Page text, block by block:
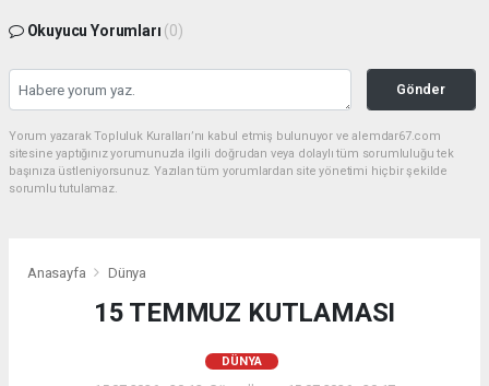
Okuyucu Yorumları (0)
Gönder
Yorum yazarak Topluluk Kuralları’nı kabul etmiş bulunuyor ve alemdar67.com
sitesine yaptığınız yorumunuzla ilgili doğrudan veya dolaylı tüm sorumluluğu tek
başınıza üstleniyorsunuz. Yazılan tüm yorumlardan site yönetimi hiçbir şekilde
sorumlu tutulamaz.
Anasayfa Dünya
15 TEMMUZ KUTLAMASI
DÜNYA